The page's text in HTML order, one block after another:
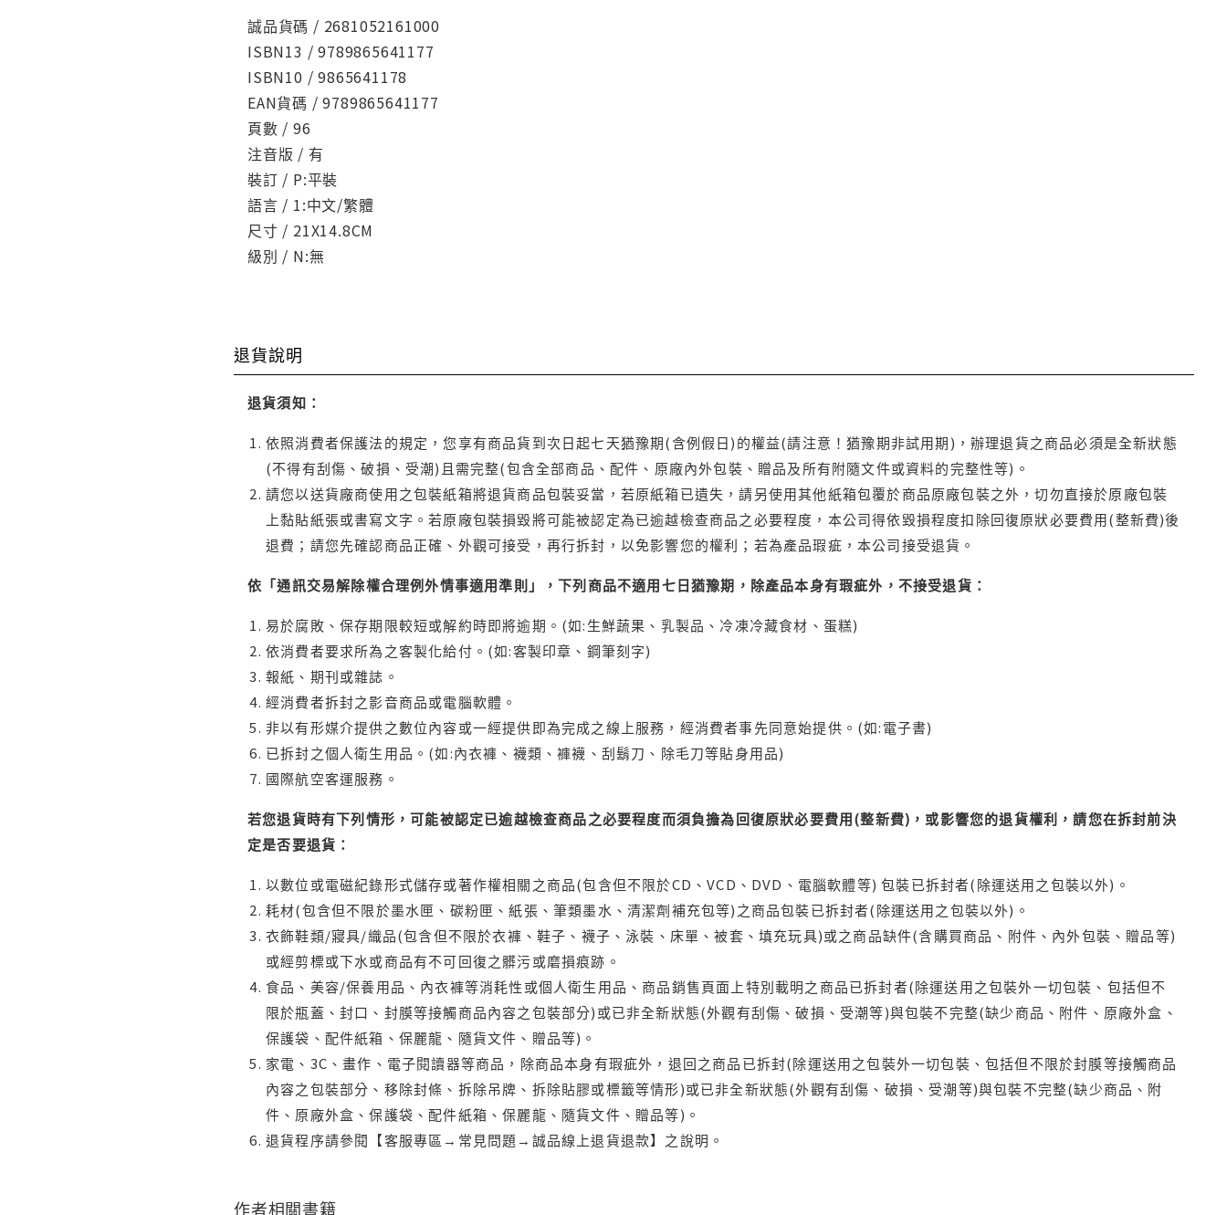
誠品貨碼 / 2681052161000
ISBN13 / 9789865641177
ISBN10 / 9865641178
EAN貨碼 / 9789865641177
頁數 / 96
注音版 / 有
裝訂 / P:平裝
語言 / 1:中文/繁體
尺寸 / 21X14.8CM
級別 / N:無
退貨說明
退貨須知：
依照消費者保護法的規定，您享有商品貨到次日起七天猶豫期(含例假日)的權益(請注意！猶豫期非試用期)，辦理退貨之商品必須是全新狀態
(不得有刮傷、破損、受潮)且需完整(包含全部商品、配件、原廠內外包裝、贈品及所有附隨文件或資料的完整性等)。
請您以送貨廠商使用之包裝紙箱將退貨商品包裝妥當，若原紙箱已遺失，請另使用其他紙箱包覆於商品原廠包裝之外，切勿直接於原廠包裝
上黏貼紙張或書寫文字。若原廠包裝損毀將可能被認定為已逾越檢查商品之必要程度，本公司得依毀損程度扣除回復原狀必要費用(整新費)後
退費；請您先確認商品正確、外觀可接受，再行拆封，以免影響您的權利；若為產品瑕疵，本公司接受退貨。
依「通訊交易解除權合理例外情事適用準則」，下列商品不適用七日猶豫期，除產品本身有瑕疵外，不接受退貨：
易於腐敗、保存期限較短或解約時即將逾期。(如:生鮮蔬果、乳製品、冷凍冷藏食材、蛋糕)
依消費者要求所為之客製化給付。(如:客製印章、鋼筆刻字)
報紙、期刊或雜誌。
經消費者拆封之影音商品或電腦軟體。
非以有形媒介提供之數位內容或一經提供即為完成之線上服務，經消費者事先同意始提供。(如:電子書)
已拆封之個人衛生用品。(如:內衣褲、襪類、褲襪、刮鬍刀、除毛刀等貼身用品)
國際航空客運服務。
若您退貨時有下列情形，可能被認定已逾越檢查商品之必要程度而須負擔為回復原狀必要費用(整新費)，或影響您的退貨權利，請您在拆封前決
定是否要退貨：
以數位或電磁紀錄形式儲存或著作權相關之商品(包含但不限於CD、VCD、DVD、電腦軟體等) 包裝已拆封者(除運送用之包裝以外)。
耗材(包含但不限於墨水匣、碳粉匣、紙張、筆類墨水、清潔劑補充包等)之商品包裝已拆封者(除運送用之包裝以外)。
衣飾鞋類/寢具/織品(包含但不限於衣褲、鞋子、襪子、泳裝、床單、被套、填充玩具)或之商品缺件(含購買商品、附件、內外包裝、贈品等)
或經剪標或下水或商品有不可回復之髒污或磨損痕跡。
食品、美容/保養用品、內衣褲等消耗性或個人衛生用品、商品銷售頁面上特別載明之商品已拆封者(除運送用之包裝外一切包裝、包括但不
限於瓶蓋、封口、封膜等接觸商品內容之包裝部分)或已非全新狀態(外觀有刮傷、破損、受潮等)與包裝不完整(缺少商品、附件、原廠外盒、
保護袋、配件紙箱、保麗龍、隨貨文件、贈品等)。
家電、3C、畫作、電子閱讀器等商品，除商品本身有瑕疵外，退回之商品已拆封(除運送用之包裝外一切包裝、包括但不限於封膜等接觸商品
內容之包裝部分、移除封條、拆除吊牌、拆除貼膠或標籤等情形)或已非全新狀態(外觀有刮傷、破損、受潮等)與包裝不完整(缺少商品、附
件、原廠外盒、保護袋、配件紙箱、保麗龍、隨貨文件、贈品等)。
退貨程序請參閱【客服專區→常見問題→誠品線上退貨退款】之說明。
作者相關書籍